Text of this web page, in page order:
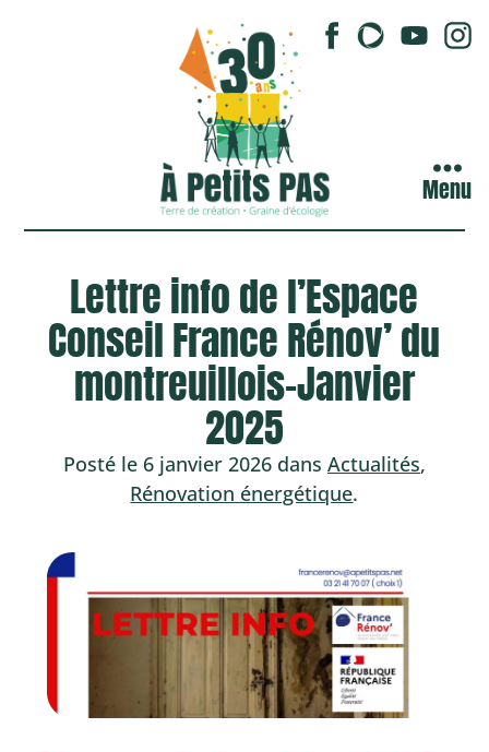
Menu
Lettre info de l’Espace
Conseil France Rénov’ du
montreuillois-Janvier
2025
Posté le 6 janvier 2026 dans Actualités,
Rénovation énergétique.